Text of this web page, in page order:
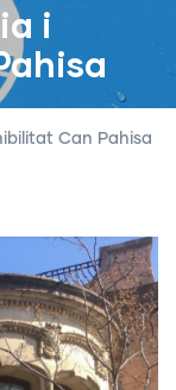
i
Can Pahisa